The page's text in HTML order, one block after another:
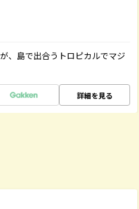
、島で出合うトロピカルでマジ
詳細を見る